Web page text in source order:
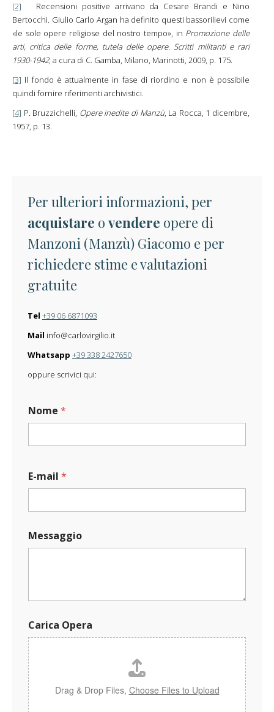
[2] Recensioni positive arrivano da Cesare Brandi e Nino
Bertocchi. Giulio Carlo Argan ha definito questi bassorilievi come
«le sole opere religiose del nostro tempo», in Promozione delle
arti, critica delle forme, tutela delle opere. Scritti militanti e rari
1930-1942, a cura di C. Gamba, Milano, Marinotti, 2009, p. 175.
[3] Il fondo è attualmente in fase di riordino e non è possibile
quindi fornire riferimenti archivistici.
[4] P. Bruzzichelli, Opere inedite di Manzù, La Rocca, 1 dicembre,
1957, p. 13.
Per ulteriori informazioni, per
acquistare o vendere opere di
Manzoni (Manzù) Giacomo e per
richiedere stime e valutazioni
gratuite
Tel +39 06 6871093
Mail info@carlovirgilio.it
Whatsapp +39 338 2427650
oppure scrivici qui:
Nome *
E-mail *
Messaggio
o
m
e
C
a
r
i
c
Carica Opera
Drag & Drop Files, Choose Files to Upload